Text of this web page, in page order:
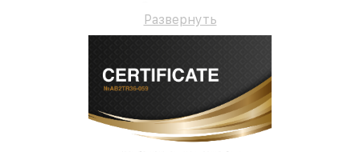
Развернуть